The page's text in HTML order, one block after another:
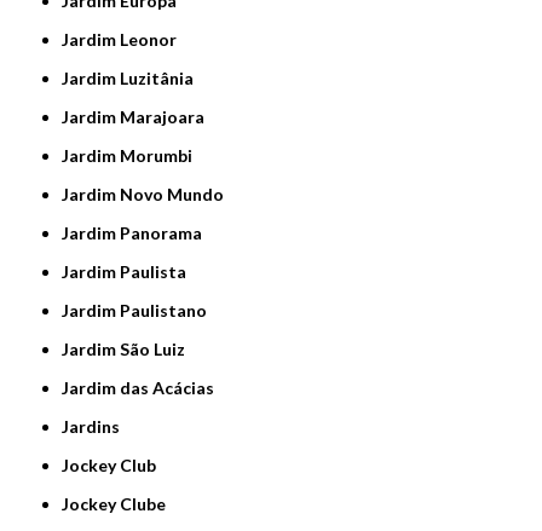
Jardim Leonor
Jardim Luzitânia
Jardim Marajoara
Jardim Morumbi
Jardim Novo Mundo
Jardim Panorama
Jardim Paulista
Jardim Paulistano
Jardim São Luiz
Jardim das Acácias
Jardins
Jockey Club
Jockey Clube